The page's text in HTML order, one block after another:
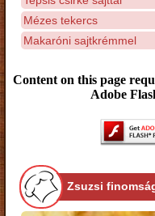
Mézes tekercs
Makaróni sajtkrémmel
Content on this page
Adobe
Zsuzsi